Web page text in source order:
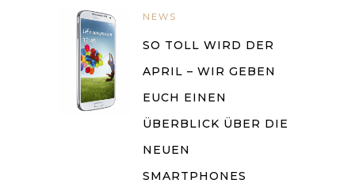
NEWS
SO TOLL WIRD DER
APRIL – WIR GEBEN
EUCH EINEN
ÜBERBLICK ÜBER DIE
NEUEN
SMARTPHONES